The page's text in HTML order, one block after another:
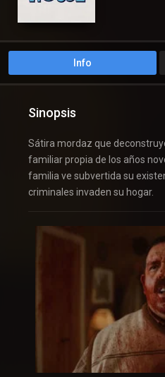
Info
Sinopsis
Sátira mordaz que
familiar propia de los años
familia ve subvertida su
criminales invaden su hogar.